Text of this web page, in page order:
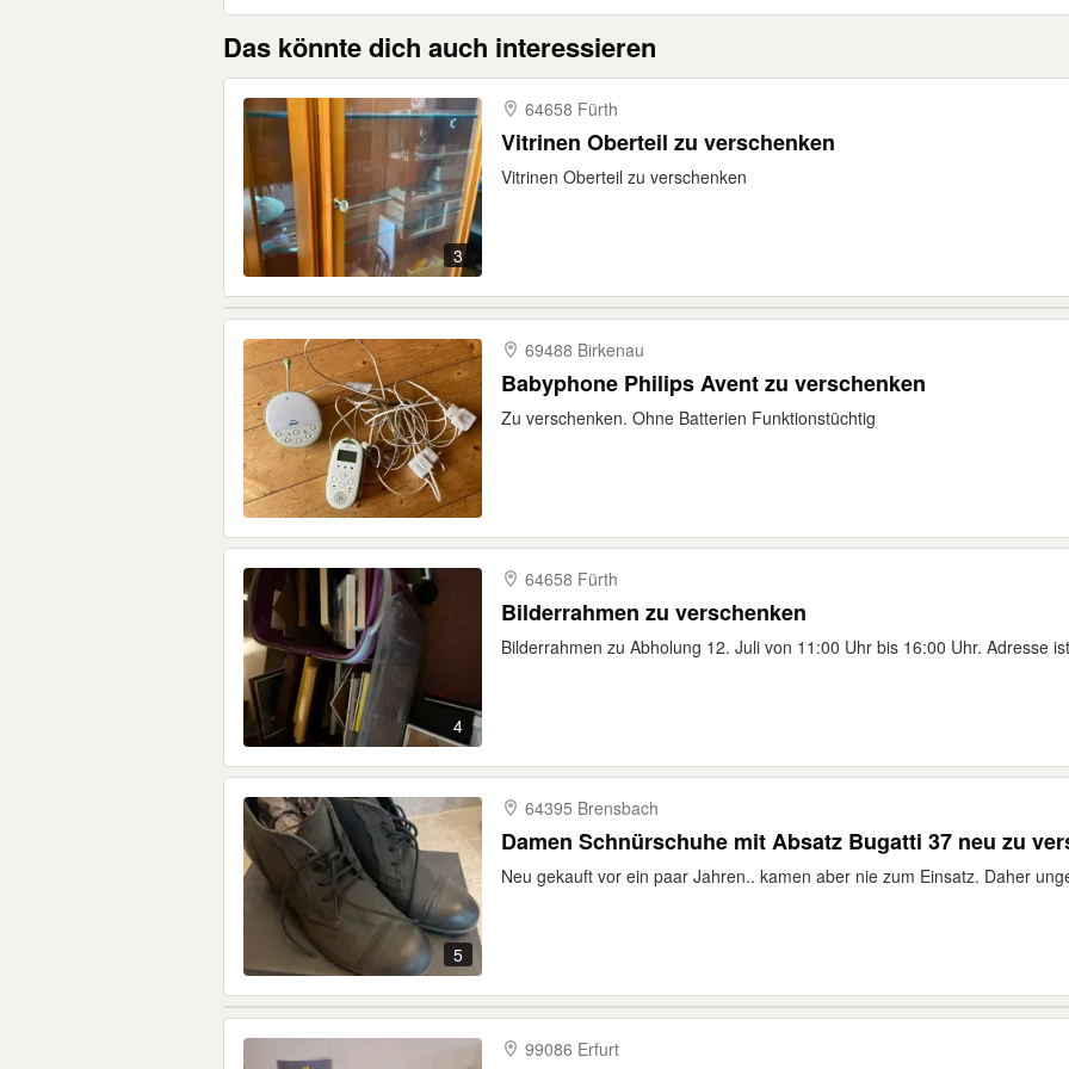
Das könnte dich auch interessieren
3
64658 Fürth
Vitrinen Oberteil zu verschenken
Vitrinen Oberteil zu verschenken
69488 Birkenau
Babyphone Philips Avent zu verschenken
Zu verschenken. Ohne Batterien Funktionstüchtig
4
64658 Fürth
Bilderrahmen zu verschenken
Bilderrahmen zu Abholung 12. Juli von 11:00 Uhr bis 16:00 Uhr. Adresse
5
64395 Brensbach
Damen Schnürschuhe mit Absatz Bugatti 37 neu zu
Neu gekauft vor ein paar Jahren.. kamen aber nie zum Einsatz. Daher
99086 Erfurt